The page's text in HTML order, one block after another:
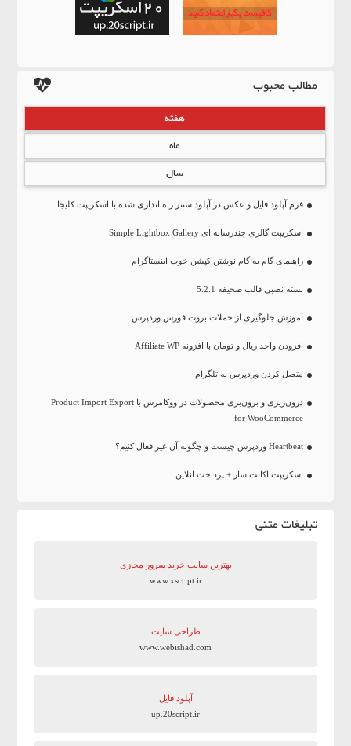
مطالب محبوب
هفته
ماه
سال
فرم آپلود فایل و عکس در آپلود سنتر راه اندازی شده با اسکریپت کلیجا
اسکریپت گالری چندرسانه ای Simple Lightbox Gallery
راهنمای گام به گام نوشتن کپشن خوب اینستاگرام
بسته نصبی قالب صحیفه 5.2.1
آموزش جلوگیری از حملات بروت فورس وردپرس
افزودن واحد ریال و تومان با افزونه Affiliate WP
متصل کردن وردپرس به تلگرام
درون‌ریزی و برون‌بری محصولات در ووکامرس با Product Import Export
for WooCommerce
Heartbeat وردپرس چیست و چگونه آن غیر فعال کنیم؟
اسکریپت اکانت ساز + پرداخت انلاین
تبلیغات متنی
بهترین سایت‌ خرید سرور مجازی
www.xscript.ir
طراحی سایت
www.webishad.com
آپلود فایل
up.20script.ir